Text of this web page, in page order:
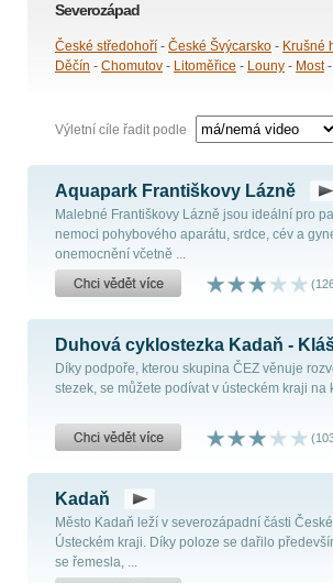
Severozápad
České středohoří - České Švýcarsko - Krušné
Děčín - Chomutov - Litoměřice - Louny - Most-
Výletní cíle řadit podle
Aquapark Františkovy Lázně
Malebné Františkovy Lázně jsou ideální pro
nemoci pohybového aparátu, srdce, cév a
onemocnění včetně ...
Duhová cyklostezka Kadaň -
Díky podpoře, kterou skupina ČEZ věnuje
stezek, se můžete podívat v ústeckém kraji na
Kadaň
Město Kadaň leží v severozápadní části
Ústeckém kraji. Díky poloze se dařilo
se řemesla, ...